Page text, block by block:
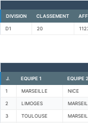
DIVISION CLASSEMENT
D1 20
J. EQUIPE 1 EQUIPE 2
1 MARSEILLE NICE
2 LIMOGES
3 TOULOUSE